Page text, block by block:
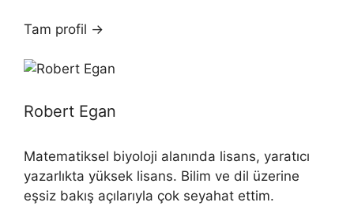
Tam profil →
Robert Egan
Matematiksel biyoloji alanında lisans, yaratıcı
yazarlıkta yüksek lisans. Bilim ve dil üzerine
eşsiz bakış açılarıyla çok seyahat ettim.